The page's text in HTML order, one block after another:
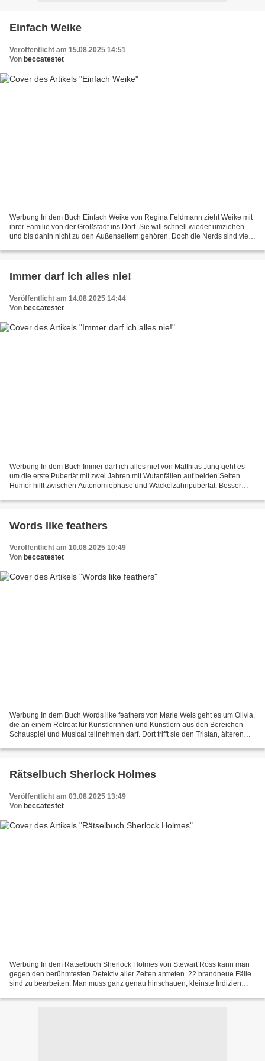
Einfach Weike
Veröffentlicht am 15.08.2025 14:51
Von beccatestet
Werbung In dem Buch Einfach Weike von Regina Feldmann zieht Weike mit
ihrer Familie von der Großstadt ins Dorf. Sie will schnell wieder umziehen
und bis dahin nicht zu den Außenseitern gehören. Doch die Nerds sind viel
Immer darf ich alles nie!
Veröffentlicht am 14.08.2025 14:44
Von beccatestet
Werbung In dem Buch Immer darf ich alles nie! von Matthias Jung geht es
um die erste Pubertät mit zwei Jahren mit Wutanfällen auf beiden Seiten.
Humor hilft zwischen Autonomiephase und Wackelzahnpubertät. Besser
Words like feathers
Veröffentlicht am 10.08.2025 10:49
Von beccatestet
Werbung In dem Buch Words like feathers von Marie Weis geht es um Olivia,
die an einem Retreat für Künstlerinnen und Künstlern aus den Bereichen
Schauspiel und Musical teilnehmen darf. Dort trifft sie den Tristan, älteren
Rätselbuch Sherlock Holmes
Veröffentlicht am 03.08.2025 13:49
Von beccatestet
Werbung In dem Rätselbuch Sherlock Holmes von Stewart Ross kann man
gegen den berühmtesten Detektiv aller Zeiten antreten. 22 brandneue Fälle
sind zu bearbeiten. Man muss ganz genau hinschauen, kleinste Indizien